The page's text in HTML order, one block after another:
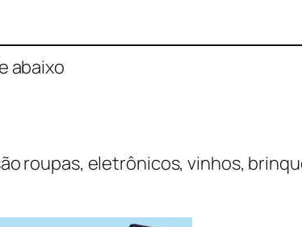
abaixo
roupas, eletrônicos, vinhos,